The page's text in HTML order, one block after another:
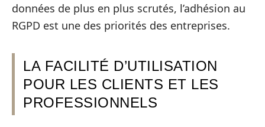
données de plus en plus scrutés, l’adhésion au
RGPD est une des priorités des entreprises.
LA FACILITÉ D’UTILISATION
POUR LES CLIENTS ET LES
PROFESSIONNELS